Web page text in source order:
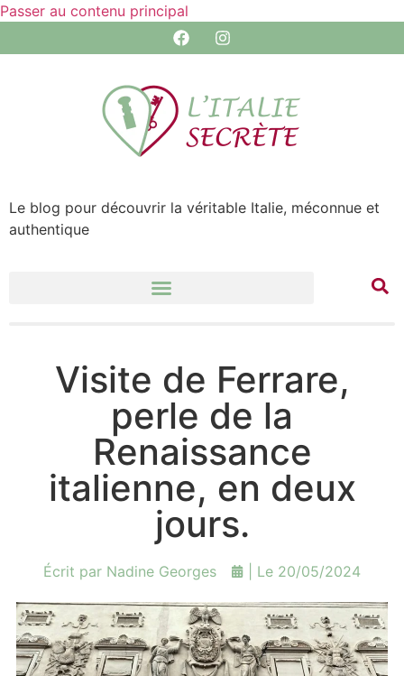
Passer au contenu principal
Le blog pour découvrir la véritable Italie, méconnue et
authentique
Visite de Ferrare,
perle de la
Renaissance
italienne, en deux
jours.
Écrit par Nadine Georges | Le 20/05/2024